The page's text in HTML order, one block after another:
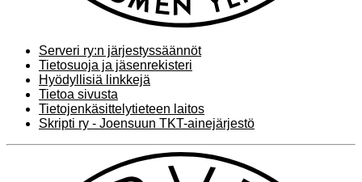
Serveri ry:n järjestyssäännöt
Tietosuoja ja jäsenrekisteri
Hyödyllisiä linkkejä
Tietoa sivusta
Tietojenkäsittelytieteen laitos
Skripti ry - Joensuun TKT-ainejärjestö